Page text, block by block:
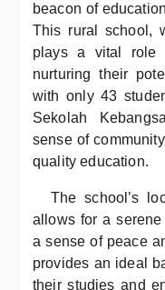
beacon of
This rural school,
plays a vital role
nurturing their
with only 43
Sekolah
sense of
quality education.
The school’s
allows for a
a sense of peace
provides an ideal
their studies and